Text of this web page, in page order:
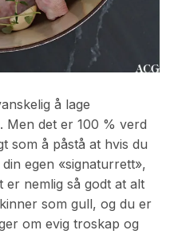
å lage
Men det er 100 % verd
som å påstå at hvis du
egen «signaturrett»,
nemlig så godt at alt
som gull, og du er
om evig troskap og